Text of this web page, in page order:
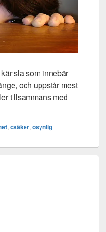
som innebär
och uppstår mest
tillsammans med
bakom min blyghet
, osäker, osynlig,